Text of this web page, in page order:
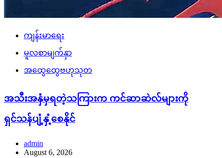
ကျန်းမာရေး
မူလစာမျက်နှာ
အထွေထွေဗဟုသုတ
အသီးအနှံမှရတဲ့သကြားက ကင်ဆာဆဲလ်များကို
ရှင်သန်ပျံ့နှံ့စေနိုင်
admin
August 6, 2026